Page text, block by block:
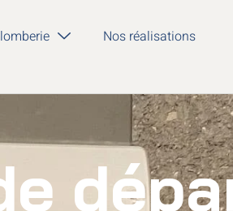
Nos réalisations